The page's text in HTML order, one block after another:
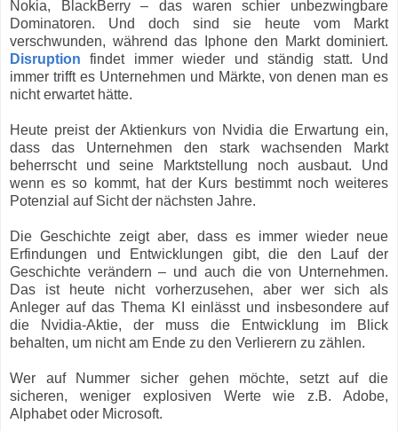
Nokia, BlackBerry – das waren schier unbezwingbare
Dominatoren. Und doch sind sie heute vom Markt
verschwunden, während das Iphone den Markt dominiert.
Disruption findet immer wieder und ständig statt. Und
immer trifft es Unternehmen und Märkte, von denen man es
nicht erwartet hätte.
Heute preist der Aktienkurs von Nvidia die Erwartung ein,
dass das Unternehmen den stark wachsenden Markt
beherrscht und seine Marktstellung noch ausbaut. Und
wenn es so kommt, hat der Kurs bestimmt noch weiteres
Potenzial auf Sicht der nächsten Jahre.
Die Geschichte zeigt aber, dass es immer wieder neue
Erfindungen und Entwicklungen gibt, die den Lauf der
Geschichte verändern – und auch die von Unternehmen.
Das ist heute nicht vorherzusehen, aber wer sich als
Anleger auf das Thema KI einlässt und insbesondere auf
die Nvidia-Aktie, der muss die Entwicklung im Blick
behalten, um nicht am Ende zu den Verlierern zu zählen.
Wer auf Nummer sicher gehen möchte, setzt auf die
sicheren, weniger explosiven Werte wie z.B. Adobe,
Alphabet oder Microsoft.